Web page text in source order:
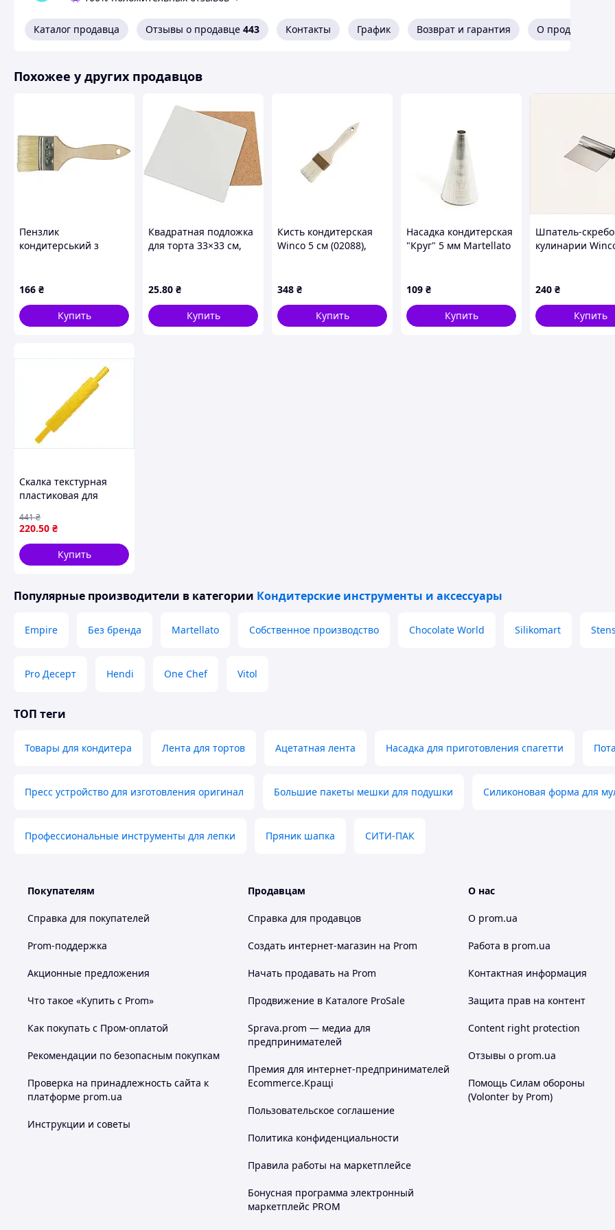
Каталог продавца Отзывы о продавце 443 Контакты График Возврат и гарантия О продавце
Похожее у других продавцов
Пензлик
кондитерський з
166 ₴
Купить
Квадратная подложка
для торта 33×33 см,
25.80 ₴
Купить
Кисть кондитерская
Winco 5 см (02088),
348 ₴
Купить
Насадка кондитерская
"Круг" 5 мм Martellato
109 ₴
Купить
Шпатель-
кулинарии
240 ₴
Купить
Скалка текстурная
пластиковая для
длина 400 мм для
создания узоров на
тесте
220.50 ₴
441₴
Купить
Популярные производители в категории Кондитерские инструменты и аксессуары
Empire Без бренда Martellato Собственное производство Chocolate World Silikomart
Pro Десерт Hendi One Chef Vitol
ТОП теги
Товары для кондитера Лента для тортов Ацетатная лента Насадка для приготовления спагетти
Пресс устройство для изготовления оригинал Большие пакеты мешки для подушки Силиконовая форма для
Профессиональные инструменты для лепки Пряник шапка СИТИ-ПАК
Покупателям
Справка для покупателей
Prom-поддержка
Акционные предложения
Что такое «Купить с Prom»
Как покупать с Пром-оплатой
Рекомендации по безопасным покупкам
Проверка на принадлежность сайта к
платформе prom.ua
Инструкции и советы
Продавцам
Справка для продавцов
Создать интернет-магазин на Prom
Начать продавать на Prom
Продвижение в Каталоге ProSale
Sprava.prom — медиа для
предпринимателей
Премия для интернет-предпринимателей
Ecommerce.Кращі
Пользовательское соглашение
Политика конфиденциальности
Правила работы на маркетплейсе
Бонусная программа электронный
маркетплейс PROM
О нас
О prom.ua
Работа в prom.ua
Контактная информация
Защита прав на контент
Content right protection
Отзывы о prom.ua
Помощь Силам обороны
(Volonter by Prom)